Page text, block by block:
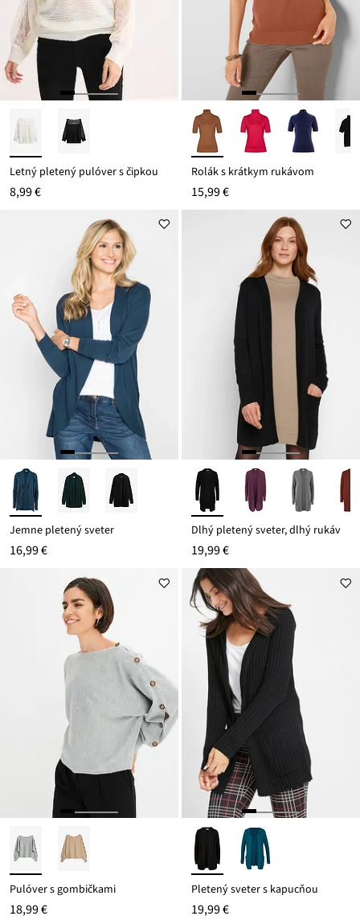
Letný pletený pulóver s čipkou
8,99 €
Rolák s krátkym rukávom
15,99 €
Jemne pletený sveter
16,99 €
Dlhý pletený sveter, dlhý rukáv
19,99 €
Pulóver s gombičkami
18,99 €
Pletený sveter s kapucňou
19,99 €